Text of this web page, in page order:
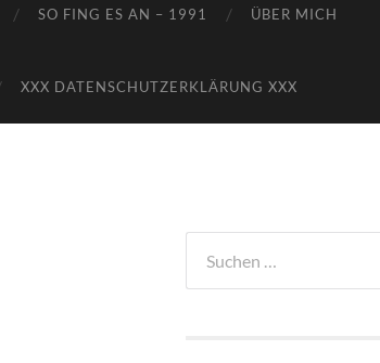
SO FING ES AN – 1991 ÜBER MICH
XXX DATENSCHUTZERKLÄRUNG XXX
nach: